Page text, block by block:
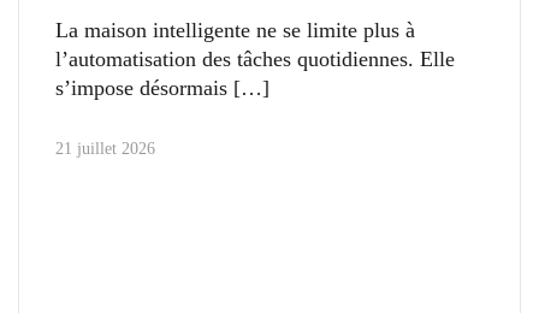
La maison intelligente ne se limite plus à
l’automatisation des tâches quotidiennes. Elle
s’impose désormais
21 juillet 2026